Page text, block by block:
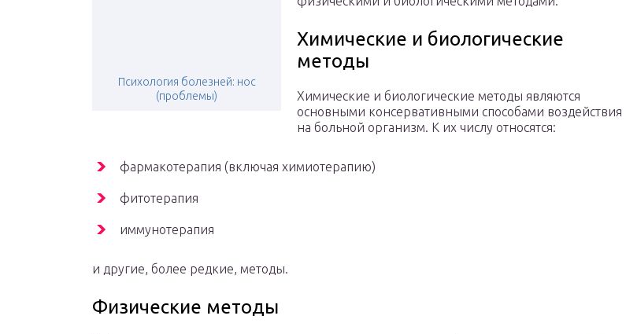
Психология болезней: нос
(проблемы)
Химические и биологические
методы
Химические и биологические методы являются
основными консервативными способами воздействия
на больной организм. К их числу относятся:
фармакотерапия (включая химиотерапию)
фитотерапия
иммунотерапия
и другие, более редкие, методы.
Физические методы